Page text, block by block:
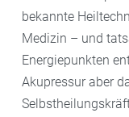
bekannte
Medizin – und
Energiepunkten
Akupressur aber